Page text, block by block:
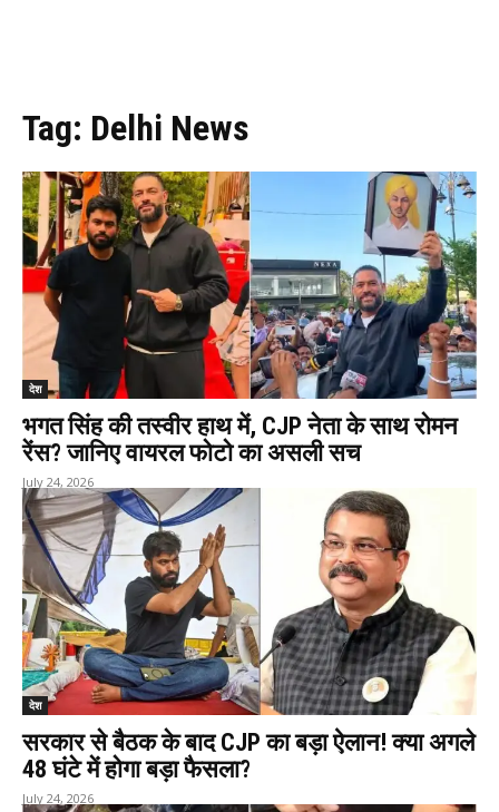
Tag: Delhi News
देश
भगत सिंह की तस्वीर हाथ में, CJP नेता के साथ रोमन
रेंस? जानिए वायरल फोटो का असली सच
July 24, 2026
देश
सरकार से बैठक के बाद CJP का बड़ा ऐलान! क्या अगले
48 घंटे में होगा बड़ा फैसला?
July 24, 2026